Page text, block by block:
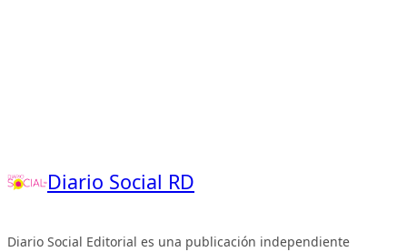
Diario Social RD
Diario Social Editorial es una publicación independiente